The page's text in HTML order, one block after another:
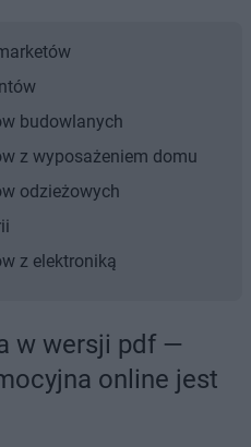
budowlanych
z wyposażeniem domu
odzieżowych
z elektroniką
w wersji pdf —
online jest